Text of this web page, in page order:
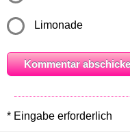
Limonade
* Eingabe erforderlich